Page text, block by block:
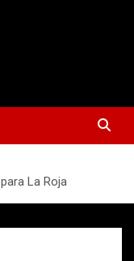
La Roja